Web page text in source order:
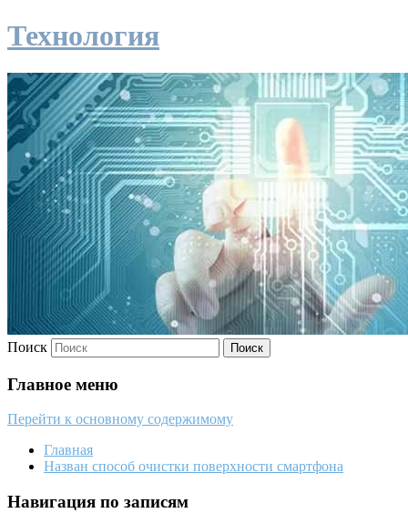
Технология
Поиск
Главное меню
Перейти к основному содержимому
Главная
Назван способ очистки поверхности смартфона
Навигация по записям